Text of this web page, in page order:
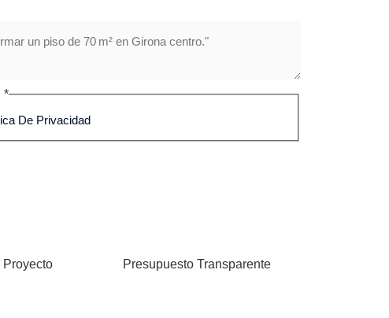
*
De Privacidad
Proyecto Presupuesto Transparente